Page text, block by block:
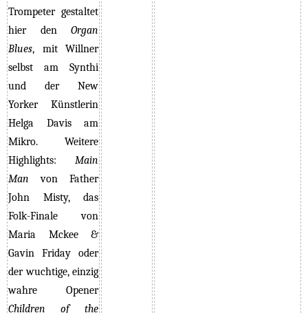
Trompeter gestaltet
hier den Organ
Blues, mit Willner
selbst am Synthi
und der New
Yorker Künstlerin
Helga Davis am
Mikro. Weitere
Highlights: Main
Man von Father
John Misty, das
Folk-Finale von
Maria Mckee &
Gavin Friday oder
der wuchtige, einzig
wahre Opener
Children of the